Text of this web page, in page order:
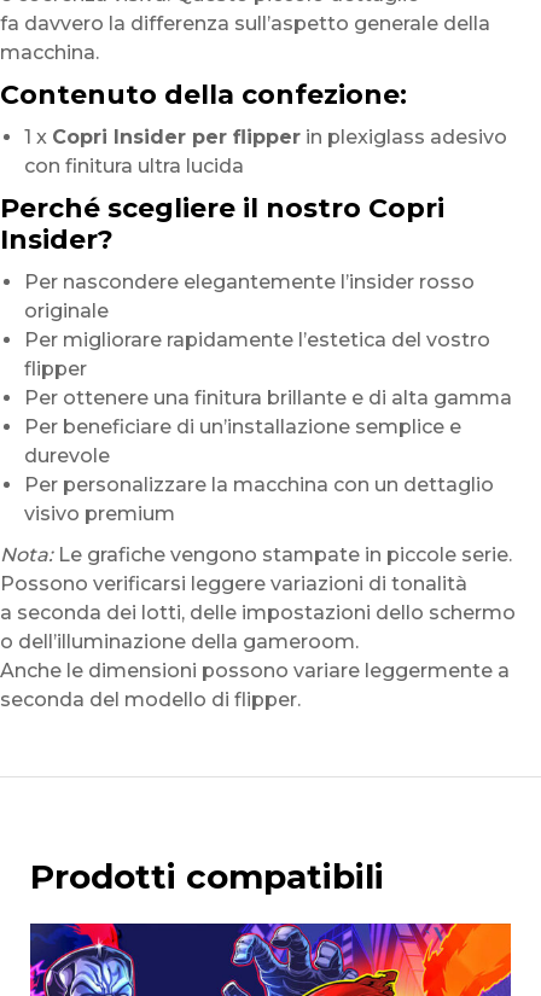
fa davvero la differenza sull’aspetto generale della
macchina.
Contenuto della confezione:
1 x Copri Insider per flipper in plexiglass adesivo
con finitura ultra lucida
Perché scegliere il nostro Copri
Insider?
Per nascondere elegantemente l’insider rosso
originale
Per migliorare rapidamente l’estetica del vostro
flipper
Per ottenere una finitura brillante e di alta gamma
Per beneficiare di un’installazione semplice e
durevole
Per personalizzare la macchina con un dettaglio
visivo premium
Nota:Le grafiche vengono stampate in piccole serie.
Possono verificarsi leggere variazioni di tonalità
a seconda dei lotti, delle impostazioni dello schermo
o dell’illuminazione della gameroom.
Anche le dimensioni possono variare leggermente a
seconda del modello di flipper.
Prodotti compatibili